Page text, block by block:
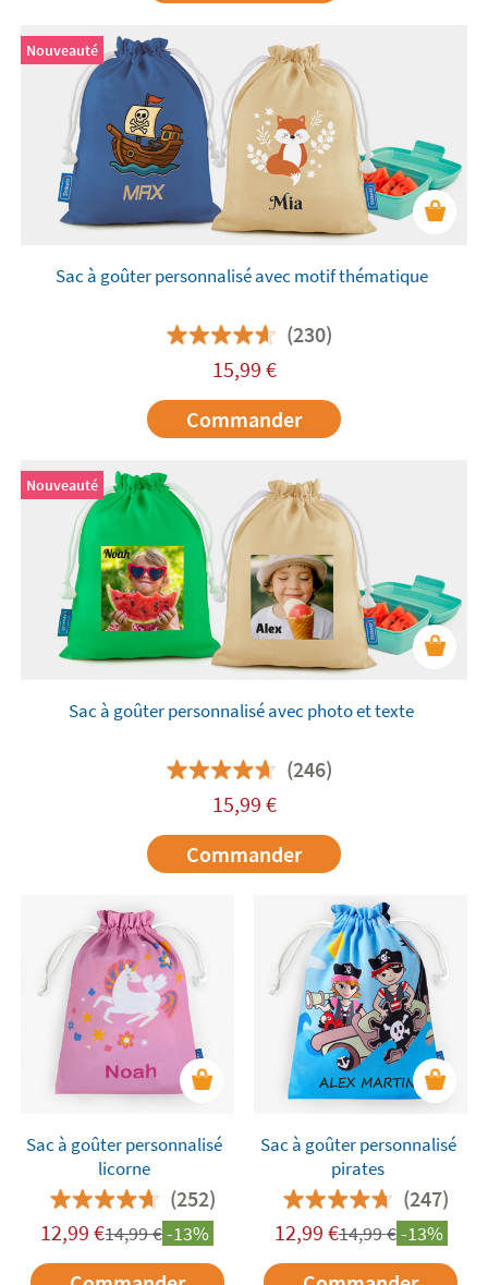
Nouveauté
Sac à goûter personnalisé avec motif thématique
(230)
15,99 €
Commander
Nouveauté
Sac à goûter personnalisé avec photo et texte
(246)
15,99 €
Commander
Sac à goûter personnalisé
licorne
(252)
12,99 €14,99€-13%
Sac à goûter personnalisé
pirates
(247)
12,99 €14,99€-13%